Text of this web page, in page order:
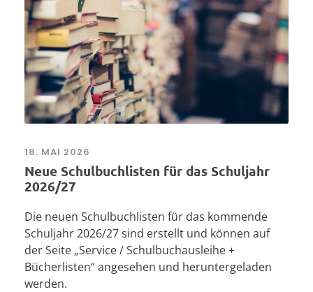
18. MAI 2026
Neue Schulbuchlisten für das Schuljahr
2026/27
Die neuen Schulbuchlisten für das kommende
Schuljahr 2026/27 sind erstellt und können auf
der Seite „Service / Schulbuchausleihe +
Bücherlisten“ angesehen und heruntergeladen
werden.